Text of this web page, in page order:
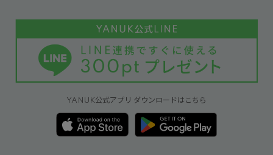
YANUK公式アプリ ダウンロードはこちら